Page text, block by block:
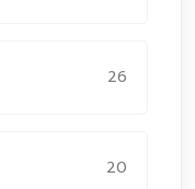
26
20